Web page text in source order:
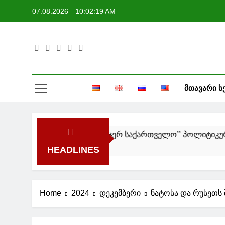
07.08.2026 10:02:20 AM
ᲛᲗᲐᲕᲐᲠᲘ
HEADLINES
Home 2024 დეკემბერი ნატოსა და